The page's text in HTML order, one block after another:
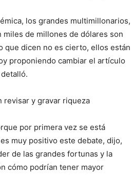
los grandes multimillonarios,
de millones de dólares son
que dicen no es cierto, ellos están
proponiendo cambiar el artículo
revisar y gravar riqueza
por primera vez se está
muy positivo este debate, dijo,
de las grandes fortunas y la
cómo podrían tener mayor